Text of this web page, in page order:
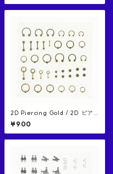
2D Piercing Gold / 2D ピア
ス ゴールド ネイルシール
¥900